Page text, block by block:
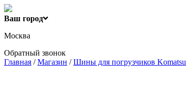
Ваш город
Москва
Обратный звонок
Главная /Магазин /Шины для погрузчиков Komatsu